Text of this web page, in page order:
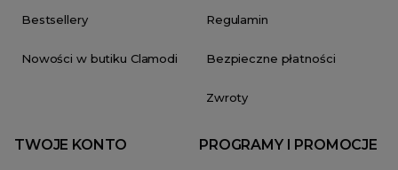
Bestsellery
Nowości w butiku Clamodi
Regulamin
Bezpieczne płatności
Zwroty
TWOJE KONTO PROGRAMY I PROMOCJE